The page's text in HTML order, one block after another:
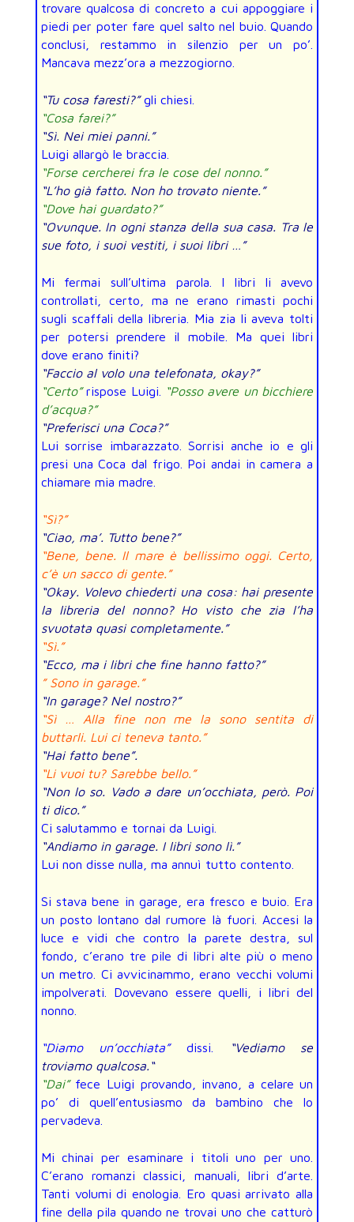
trovare qualcosa di concreto a cui appoggiare i
piedi per poter fare quel salto nel buio. Quando
conclusi, restammo in silenzio per un po’.
Mancava mezz’ora a mezzogiorno.
“Tu cosa faresti?”gli chiesi.
“Cosa farei?”
“Sì. Nei miei panni.”
Luigi allargò le braccia.
“Forse cercherei fra le cose del nonno.”
“L’ho già fatto. Non ho trovato niente.”
“Dove hai guardato?”
“Ovunque. In ogni stanza della sua casa. Tra le
sue foto, i suoi vestiti, i suoi libri …”
Mi fermai sull’ultima parola. I libri li avevo
controllati, certo, ma ne erano rimasti pochi
sugli scaffali della libreria. Mia zia li aveva tolti
per potersi prendere il mobile. Ma quei libri
dove erano finiti?
“Faccio al volo una telefonata, okay?”
“Certo”rispose Luigi.
“Posso avere un bicchiere
d’acqua?”
“Preferisci una Coca?”
Lui sorrise imbarazzato. Sorrisi anche io e gli
presi una Coca dal frigo. Poi andai in camera a
chiamare mia madre.
“Sì?”
“Ciao, ma’. Tutto bene?”
“Bene, bene. Il mare è bellissimo oggi. Certo,
c’è un sacco di gente.”
“Okay. Volevo chiederti una cosa: hai presente
la libreria del nonno? Ho visto che zia l’ha
svuotata quasi completamente.”
“Sì.”
“Ecco, ma i libri che fine hanno fatto?”
” Sono in garage.”
“In garage? Nel nostro?”
“Sì … Alla fine non me la sono sentita di
buttarli. Lui ci teneva tanto.”
“Hai fatto bene”.
“Li vuoi tu? Sarebbe bello.”
“Non lo so. Vado a dare un’occhiata, però. Poi
ti dico.”
Ci salutammo e tornai da Luigi.
“Andiamo in garage. I libri sono lì.”
Lui non disse nulla, ma annuì tutto contento.
Si stava bene in garage, era fresco e buio. Era
un posto lontano dal rumore là fuori. Accesi la
luce e vidi che contro la parete destra, sul
fondo, c’erano tre pile di libri alte più o meno
un metro. Ci avvicinammo, erano vecchi volumi
impolverati. Dovevano essere quelli, i libri del
nonno.
“Diamo un’occhiata”dissi.
“Vediamo se
troviamo qualcosa.“
“Dai”fece Luigi provando, invano, a celare un
po’ di quell’entusiasmo da bambino che lo
pervadeva.
Mi chinai per esaminare i titoli uno per uno.
C’erano romanzi classici, manuali, libri d’arte.
Tanti volumi di enologia. Ero quasi arrivato alla
fine della pila quando ne trovai uno che catturò